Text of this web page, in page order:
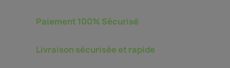
Paiement 100% Sécurisé
Livraison sécurisée et rapide